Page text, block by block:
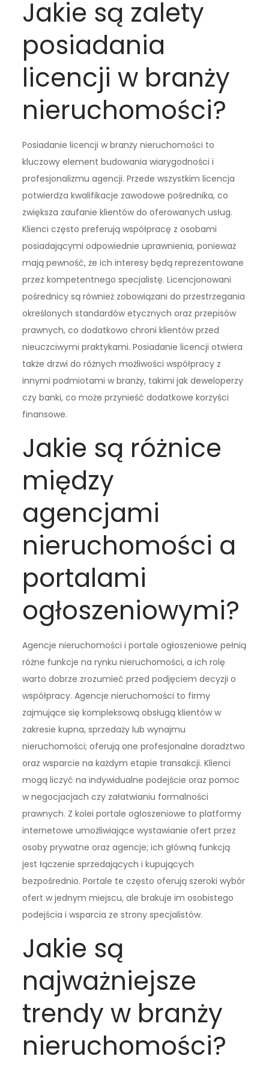
Jakie są zalety
posiadania
licencji w branży
nieruchomości?
Posiadanie licencji w branży nieruchomości to
kluczowy element budowania wiarygodności i
profesjonalizmu agencji. Przede wszystkim licencja
potwierdza kwalifikacje zawodowe pośrednika, co
zwiększa zaufanie klientów do oferowanych usług.
Klienci często preferują współpracę z osobami
posiadającymi odpowiednie uprawnienia, ponieważ
mają pewność, że ich interesy będą reprezentowane
przez kompetentnego specjalistę. Licencjonowani
pośrednicy są również zobowiązani do przestrzegania
określonych standardów etycznych oraz przepisów
prawnych, co dodatkowo chroni klientów przed
nieuczciwymi praktykami. Posiadanie licencji otwiera
także drzwi do różnych możliwości współpracy z
innymi podmiotami w branży, takimi jak deweloperzy
czy banki, co może przynieść dodatkowe korzyści
finansowe.
Jakie są różnice
między
agencjami
nieruchomości a
portalami
ogłoszeniowymi?
Agencje nieruchomości i portale ogłoszeniowe pełnią
różne funkcje na rynku nieruchomości, a ich rolę
warto dobrze zrozumieć przed podjęciem decyzji o
współpracy. Agencje nieruchomości to firmy
zajmujące się kompleksową obsługą klientów w
zakresie kupna, sprzedaży lub wynajmu
nieruchomości; oferują one profesjonalne doradztwo
oraz wsparcie na każdym etapie transakcji. Klienci
mogą liczyć na indywidualne podejście oraz pomoc
w negocjacjach czy załatwianiu formalności
prawnych. Z kolei portale ogłoszeniowe to platformy
internetowe umożliwiające wystawianie ofert przez
osoby prywatne oraz agencje; ich główną funkcją
jest łączenie sprzedających i kupujących
bezpośrednio. Portale te często oferują szeroki wybór
ofert w jednym miejscu, ale brakuje im osobistego
podejścia i wsparcia ze strony specjalistów.
Jakie są
najważniejsze
trendy w branży
nieruchomości?